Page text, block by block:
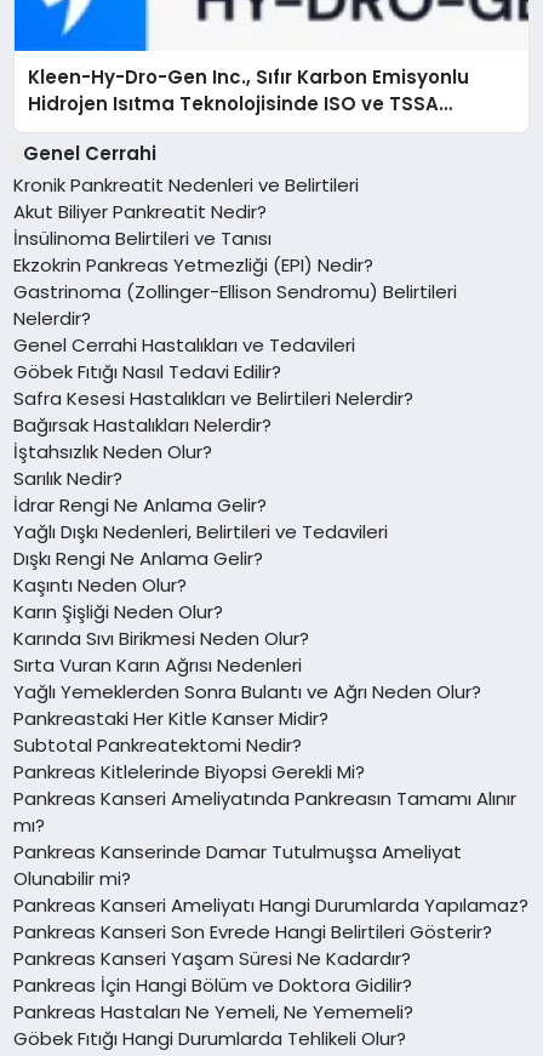
Kleen-Hy-Dro-Gen Inc., Sıfır Karbon Emisyonlu
Hidrojen Isıtma Teknolojisinde ISO ve TSSA
Düzenleyici Onaylarını Aldı
Genel Cerrahi
Kronik Pankreatit Nedenleri ve Belirtileri
Akut Biliyer Pankreatit Nedir?
İnsülinoma Belirtileri ve Tanısı
Ekzokrin Pankreas Yetmezliği (EPI) Nedir?
Gastrinoma (Zollinger-Ellison Sendromu) Belirtileri
Nelerdir?
Genel Cerrahi Hastalıkları ve Tedavileri
Göbek Fıtığı Nasıl Tedavi Edilir?
Safra Kesesi Hastalıkları ve Belirtileri Nelerdir?
Bağırsak Hastalıkları Nelerdir?
İştahsızlık Neden Olur?
Sarılık Nedir?
İdrar Rengi Ne Anlama Gelir?
Yağlı Dışkı Nedenleri, Belirtileri ve Tedavileri
Dışkı Rengi Ne Anlama Gelir?
Kaşıntı Neden Olur?
Karın Şişliği Neden Olur?
Karında Sıvı Birikmesi Neden Olur?
Sırta Vuran Karın Ağrısı Nedenleri
Yağlı Yemeklerden Sonra Bulantı ve Ağrı Neden Olur?
Pankreastaki Her Kitle Kanser Midir?
Subtotal Pankreatektomi Nedir?
Pankreas Kitlelerinde Biyopsi Gerekli Mi?
Pankreas Kanseri Ameliyatında Pankreasın Tamamı Alınır
mı?
Pankreas Kanserinde Damar Tutulmuşsa Ameliyat
Olunabilir mi?
Pankreas Kanseri Ameliyatı Hangi Durumlarda Yapılamaz?
Pankreas Kanseri Son Evrede Hangi Belirtileri Gösterir?
Pankreas Kanseri Yaşam Süresi Ne Kadardır?
Pankreas İçin Hangi Bölüm ve Doktora Gidilir?
Pankreas Hastaları Ne Yemeli, Ne Yememeli?
Göbek Fıtığı Hangi Durumlarda Tehlikeli Olur?